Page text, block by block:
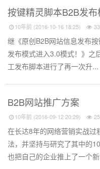
按键精灵脚本B2B发布
10年前 (2016-10-16 18:25)
继《原创B2B网站信息发布
发布模式进入3.0模式！》之
工发布脚本进行了再一次升...
B2B网站推广方案
10年前 (2016-09-12 20:29)
在长达8年的网络营销实战过
法，并坚持与研究了其中的
也把自己的企业推上了一个